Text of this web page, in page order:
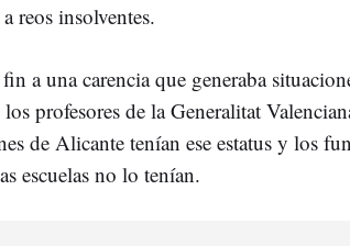
reos insolventes.
a una carencia que generaba
profesores de la Generalitat
de Alicante tenían ese estatus y los
escuelas no lo tenían.